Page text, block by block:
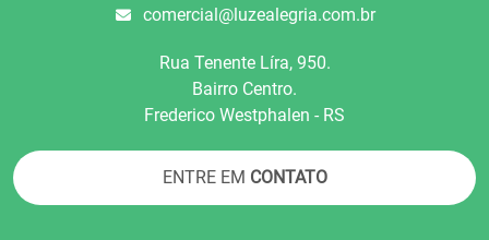
comercial@luzealegria.com.br
Rua Tenente Líra, 950.
Bairro Centro.
Frederico Westphalen - RS
ENTRE EM CONTATO